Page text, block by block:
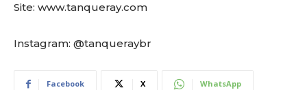
Site: www.tanqueray.com
Instagram: @tanqueraybr
Facebook X WhatsApp